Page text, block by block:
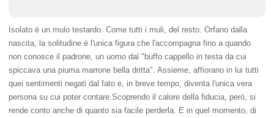
Isolato è un mulo testardo. Come tutti i muli, del resto. Orfano dalla
nascita, la solitudine è l'unica figura che l'accompagna fino a quando
non conosce il padrone, un uomo dal "buffo cappello in testa da cui
spiccava una piuma marrone bella dritta". Assieme, affiorano in lui tutti
quei sentimenti negati dal fato e, in breve tempo, diventa l'unica vera
persona su cui poter contare.Scoprendo il calore della fiducia, però, si
rende conto anche di quanto sia facile perderla. E in quel momento, di